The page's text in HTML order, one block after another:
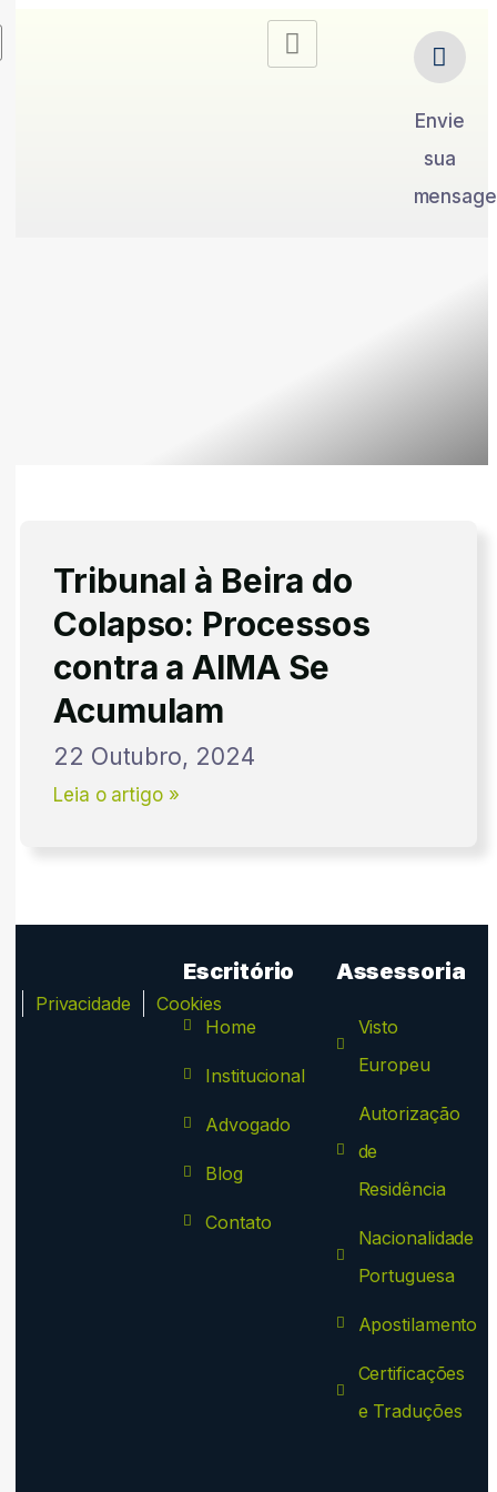
Envie
sua
Tribunal à Beira do
Colapso: Processos
contra a AIMA Se
Acumulam
22 Outubro, 2024
Leia o artigo »
Privacidade Cookies
Escritório
Home
Institucional
Advogado
Blog
Contato
Assessoria
Visto
Europeu
Autorização
de
Residência
Nacionalidade
Portuguesa
Apostilamento
Certificações
e Traduções